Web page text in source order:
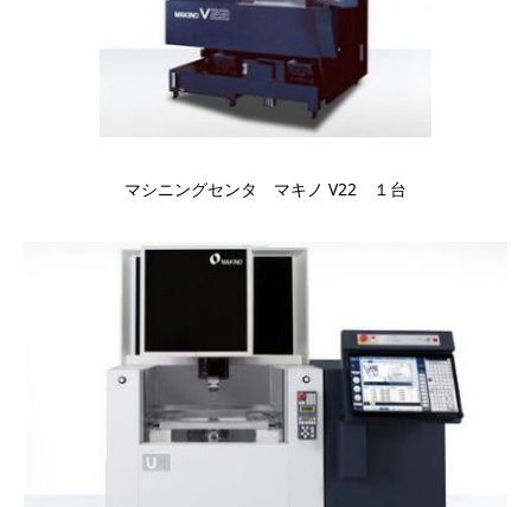
マシニングセンタ マキノ V22 １台